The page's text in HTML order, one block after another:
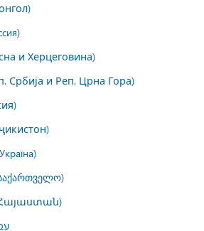
и Херцеговина)
Србија и Реп. Црна Гора)